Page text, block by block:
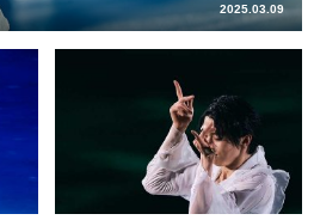
2025.03.09